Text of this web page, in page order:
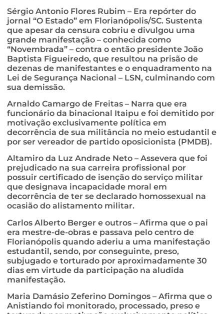
Sérgio Antonio Flores Rubim – Era repórter do
jornal “O Estado” em Florianópolis/SC. Sustenta
que apesar da censura cobriu e divulgou uma
grande manifestação – conhecida como
“Novembrada” – contra o então presidente João
Baptista Figueiredo, que resultou na prisão de
dezenas de manifestantes e o enquadramento na
Lei de Segurança Nacional – LSN, culminando com
sua demissão.
Arnaldo Camargo de Freitas – Narra que era
funcionário da binacional Itaipu e foi demitido por
motivação exclusivamente política em
decorrência de sua militância no meio estudantil e
por ser vereador de partido oposicionista (PMDB).
Altamiro da Luz Andrade Neto – Assevera que foi
prejudicado na sua carreira profissional por
possuir certificado de isenção do serviço militar
que designava incapacidade moral em
decorrência de ter se declarado homossexual na
ocasião do alistamento militar.
Carlos Alberto Berger e outros – Afirma que o pai
era mestre-de-obras e passava pelo centro de
Florianópolis quando aderiu a uma manifestação
estudantil, sendo, por conseguinte, preso,
subjugado e torturado por aproximadamente 30
dias em virtude da participação na aludida
manifestação.
Maria Damásio Zeferino Domingos – Afirma que o
Anistiando foi monitorado, processado, preso e